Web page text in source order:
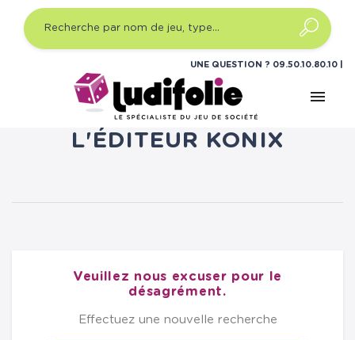
UNE QUESTION ? 09.50.10.80.10
menu
LISTE DES PRODUITS DE
L'ÉDITEUR KONIX
Veuillez nous excuser pour le
désagrément.
Effectuez une nouvelle recherche